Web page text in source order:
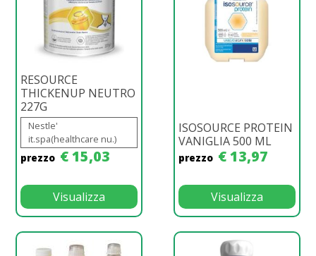
RESOURCE
THICKENUP NEUTRO
227G
Nestle'
it.spa(healthcare nu.)
prezzo € 15,03
Visualizza
ISOSOURCE PROTEIN
VANIGLIA 500 ML
prezzo € 13,97
Visualizza